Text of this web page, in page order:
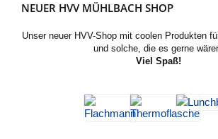
NEUER HVV MÜHLBACH SHOP
Unser neuer HVV-Shop mit coolen Produkten
und solche, die es gerne
Viel Spaß!